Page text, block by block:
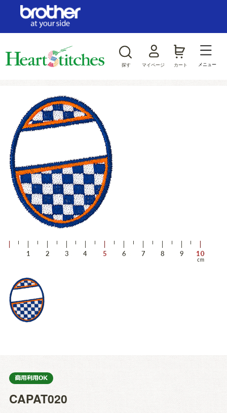
探す マイページ カート メニュー
CAPAT020
ログイン/新規会員登録
ジャンルから探す